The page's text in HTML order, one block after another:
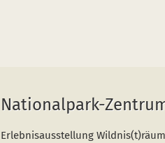
Nationalpark-
Erlebnisausstellung